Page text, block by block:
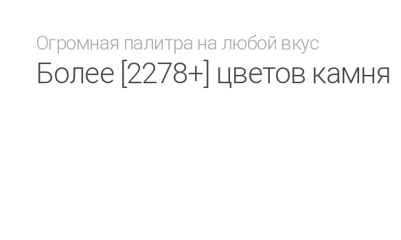
Огромная палитра на любой вкус
Более [2278+] цветов камня